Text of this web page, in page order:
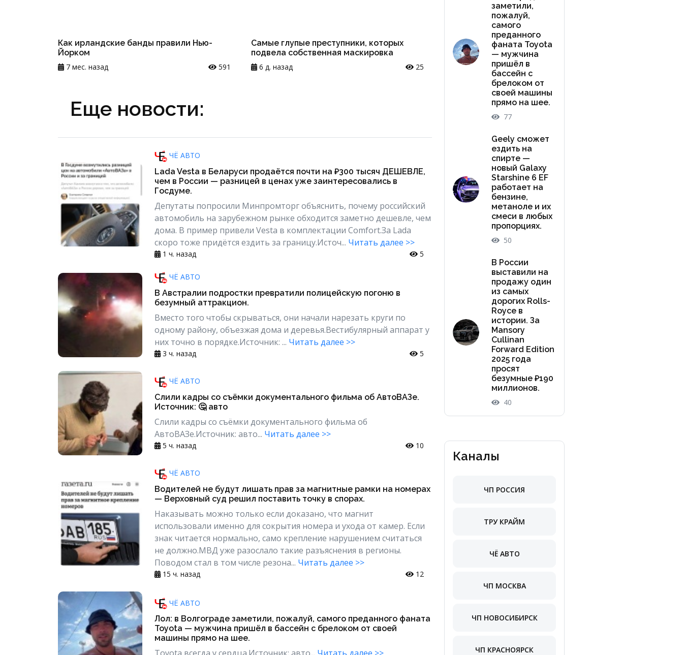
Как ирландские банды правили Нью-
Йорком
7 мес. назад
591
Самые глупые преступники, которых
подвела собственная маскировка
6 д. назад
25
Еще новости:
ЧЁ АВТО
Lada Vesta в Беларуси продаётся почти на ₽300 тысяч ДЕШЕВЛЕ,
чем в России — разницей в ценах уже заинтересовались в
Госдуме.
Депутаты попросили Минпромторг объяснить, почему российский
автомобиль на зарубежном рынке обходится заметно дешевле, чем
дома. В пример привели Vesta в комплектации Comfort.За Lada
скоро тоже придётся ездить за границу.Источ... Читать далее >>
1 ч. назад 5
ЧЁ АВТО
В Австралии подростки превратили полицейскую погоню в
безумный аттракцион.
Вместо того чтобы скрываться, они начали нарезать круги по
одному району, объезжая дома и деревья.Вестибулярный аппарат у
них точно в порядке.Источник: ... Читать далее >>
3 ч. назад 5
ЧЁ АВТО
Слили кадры со съёмки документального фильма об АвтоВАЗе.
Источник: 🤔 авто
Слили кадры со съёмки документального фильма об
АвтоВАЗе.Источник: авто... Читать далее >>
5 ч. назад 10
ЧЁ АВТО
Водителей не будут лишать прав за магнитные рамки на номерах
— Верховный суд решил поставить точку в спорах.
Наказывать можно только если доказано, что магнит
использовали именно для сокрытия номера и ухода от камер. Если
знак читается нормально, само крепление нарушением считаться
не должно.МВД уже разослало такие разъяснения в регионы.
Поводом стал в том числе резона... Читать далее >>
15 ч. назад 12
ЧЁ АВТО
Лол: в Волгограде заметили, пожалуй, самого преданного фаната
Toyota — мужчина пришёл в бассейн с брелоком от своей
машины прямо на шее.
заметили,
пожалуй,
самого
преданного
фаната Toyota
— мужчина
пришёл в
бассейн с
брелоком от
своей машины
прямо на шее.
77
Geely сможет
ездить на
спирте —
новый Galaxy
Starshine 6 EF
работает на
бензине,
метаноле и их
смеси в любых
пропорциях.
50
В России
выставили на
продажу один
из самых
дорогих Rolls-
Royce в
истории. За
Mansory
Cullinan
Forward Edition
2025 года
просят
безумные ₽190
миллионов.
40
Каналы
ЧП РОССИЯ
ТРУ КРАЙМ
ЧЁ АВТО
ЧП МОСКВА
ЧП НОВОСИБИРСК
ЧП КРАСНОЯРСК